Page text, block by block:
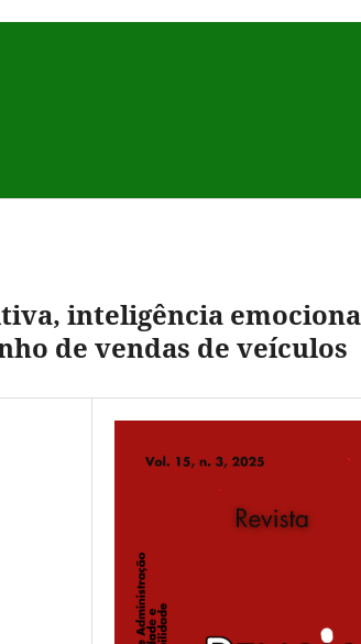
inteligência
de vendas de veículos